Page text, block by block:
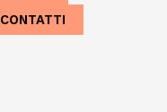
CONTATTI